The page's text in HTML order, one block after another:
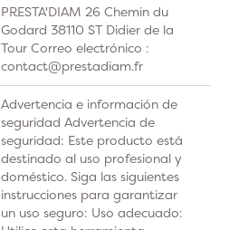
PRESTA'DIAM 26 Chemin du
Godard 38110 ST Didier de la
Tour Correo electrónico :
contact@prestadiam.fr
Advertencia e información de
seguridad Advertencia de
seguridad: Este producto está
destinado al uso profesional y
doméstico. Siga las siguientes
instrucciones para garantizar
un uso seguro: Uso adecuado: